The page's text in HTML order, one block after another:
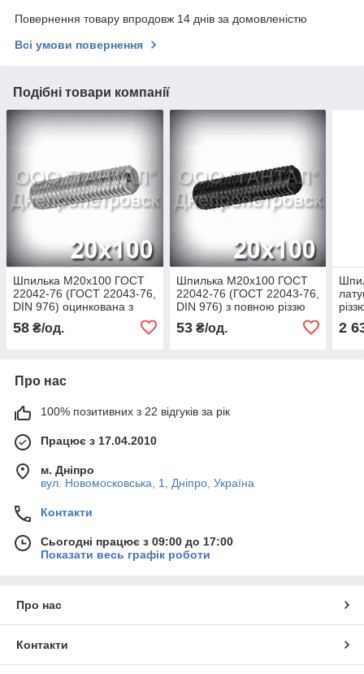
Повернення товару впродовж 14 днів за домовленістю
Всі умови повернення
Подібні товари компанії
Шпилька М20х100 ГОСТ
22042-76 (ГОСТ 22043-76,
DIN 976) оцинкована з
58 ₴/од.
Шпилька М20х100 ГОСТ
22042-76 (ГОСТ 22043-76,
DIN 976) з повною різзю
53₴/од. 2
Про нас
100% позитивних з 22 відгуків за рік
Працює з 17.04.2010
м. Дніпро
вул. Новомосковська, 1, Дніпро, Україна
Контакти
Сьогодні працює з 09:00 до 17:00
Показати весь графік роботи
Про нас
Контакти